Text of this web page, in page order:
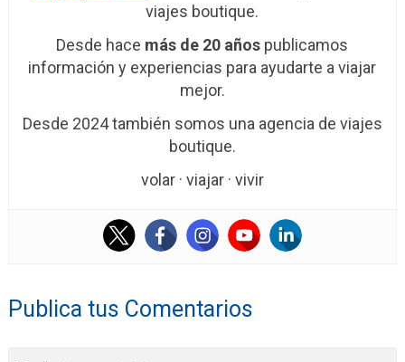
viajes boutique.
Desde hace más de 20 años publicamos
información y experiencias para ayudarte a viajar
mejor.
Desde 2024 también somos una agencia de viajes
boutique.
volar · viajar · vivir
Publica tus Comentarios